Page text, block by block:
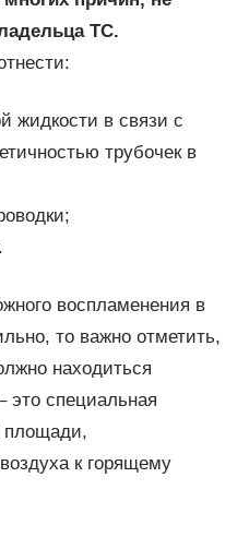
ТС.
жидкости в связи с
трубочек в
воспламенения в
то важно отметить,
находиться
это специальная
площади,
к горящему